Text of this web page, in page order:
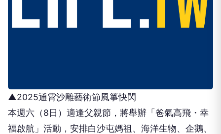
▲2025通霄沙雕藝術節風箏快閃
本週六（8日）適逢父親節，將舉辦「爸氣高飛・幸
福啟航」活動，安排白沙屯媽祖、海洋生物、企鵝、